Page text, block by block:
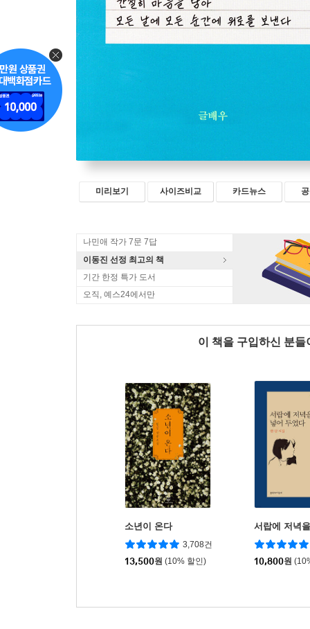
미리보기 사이즈비교 카드뉴스
나민애 작가 7문 7답
이동진 선정 최고의 책
기간 한정 특가 도서
오직, 예스24에서만
이 책을 구입하신 분
소년이 온다
3,708건
13,500원 (10% 할인)
서랍에 저녁
10,800원